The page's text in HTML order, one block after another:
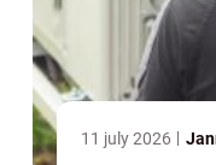
11 july 2026